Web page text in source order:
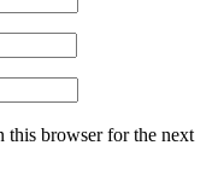
this browser for the next